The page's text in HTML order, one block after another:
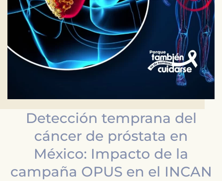
Detección temprana del
cáncer de próstata en
México: Impacto de la
campaña OPUS en el INCAN